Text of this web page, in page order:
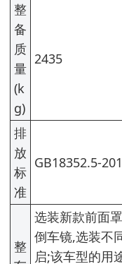
整
备
质
量
(k
g)
2435
排
放
标
准
GB18352.5-
整
选装新款前面
倒车镜,选装不
启;该车型的用